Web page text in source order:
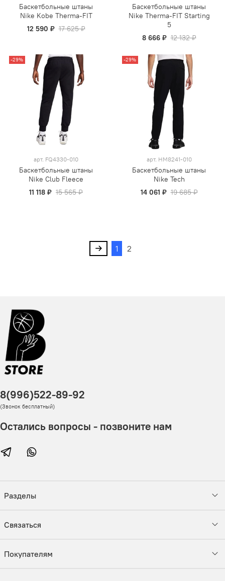
Баскетбольные штаны
Nike Kobe Therma-FIT
12 590 ₽ 17 625 ₽
Баскетбольные штаны
Nike Therma-FIT Starting
5
8 666 ₽ 12 132 ₽
-29%
арт. FQ4330-010
Баскетбольные штаны
Nike Club Fleece
11 118 ₽ 15 565 ₽
-29%
арт. HM8241-010
Баскетбольные штаны
Nike Tech
14 061 ₽ 19 685 ₽
1 2
Разделы
Связаться
Покупателям
8(996)522-89-92
(Звонок бесплатный)
Остались вопросы - позвоните нам